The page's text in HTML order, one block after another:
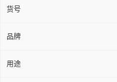
货号
品牌
用途